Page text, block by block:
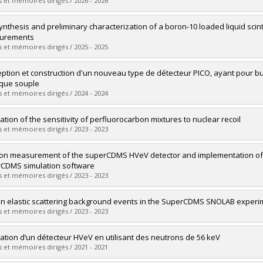
:Michaud, Émile
Doctorat
obtenu :Ph. D.
le document dans Papyrus
and preliminary characterization of a boron-10 loaded liquid
et mémoires dirigés / 2025 - 2025
:Taylor, Peter
Maîtrise
obtenu :M. Sc.
le document dans Papyrus
et construction d'un nouveau type de détecteur PICO, ayant pour
souple
et mémoires dirigés / 2024 - 2024
:Monette, Valérie
Maîtrise
obtenu :M. Sc.
le document dans Papyrus
of the sensitivity of perfluorocarbon mixtures to nuclear recoil
et mémoires dirigés / 2023 - 2023
:Savoie, Jeremy
Maîtrise
obtenu :M. Sc.
le document dans Papyrus
measurement of the superCDMS HVeV detector and implementation
simulation software
et mémoires dirigés / 2023 - 2023
:Pedreros, David S.
Maîtrise
obtenu :M. Sc.
le document dans Papyrus
elastic scattering background events in the SuperCDMS SNOLAB
et mémoires dirigés / 2023 - 2023
:Hassan, Noah
Maîtrise
obtenu :M. Sc.
d’un détecteur HVeV en utilisant des neutrons de 56 keV
et mémoires dirigés / 2021 - 2021